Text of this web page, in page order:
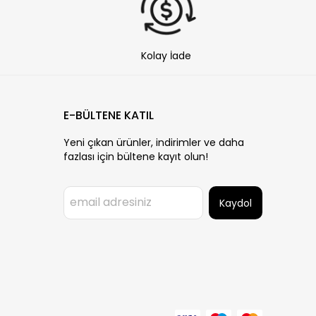
Kolay İade
E-BÜLTENE KATIL
Yeni çıkan ürünler, indirimler ve daha
fazlası için bültene kayıt olun!
Kaydol